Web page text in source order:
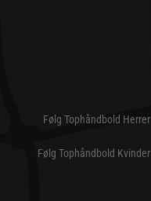
Følg Tophåndbold Herrer
Følg Tophåndbold Kvinder